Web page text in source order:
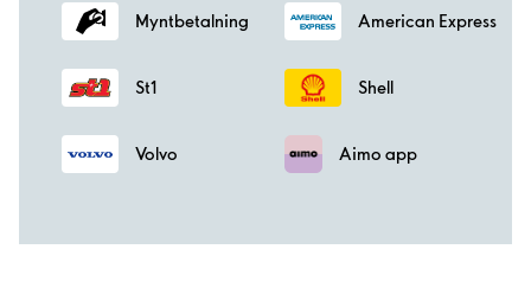
Myntbetalning American Express
St1 Shell
Volvo Aimo app